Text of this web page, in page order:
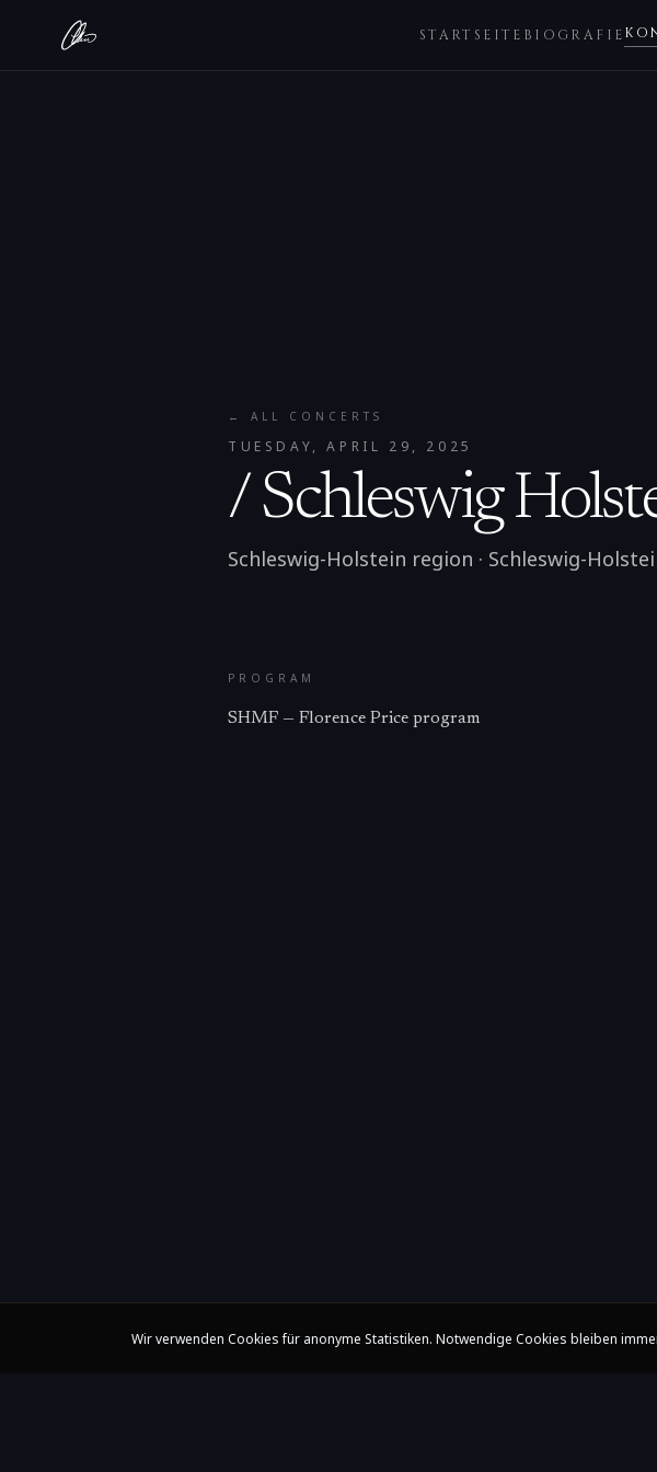
STARTSEITE BIOGRAFIE
← ALL CONCERTS
TUESDAY, APRIL 29, 2025
/ Schleswig
Schleswig-Holstein region · Schleswig-
PROGRAM
SHMF — Florence Price program
Wir verwenden Cookies für anonyme Statistiken. Notwendige Cookies bleiben